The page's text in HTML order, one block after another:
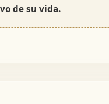
de su vida.